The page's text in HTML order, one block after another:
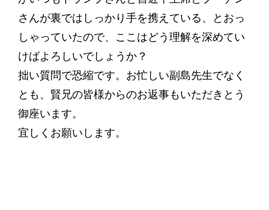
さんが裏ではしっかり手を携えている、とおっ
しゃっていたので、ここはどう理解を深めてい
けばよろしいでしょうか？
拙い質問で恐縮です。お忙しい副島先生でなく
とも、賢兄の皆様からのお返事もいただきとう
御座います。
宜しくお願いします。